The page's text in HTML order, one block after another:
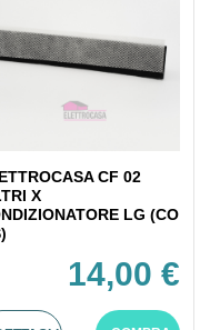
CF 02
X
LG (CO
14,00 €